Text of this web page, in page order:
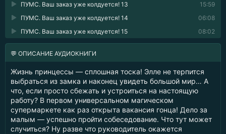
15:59
ПУМС. Ваш заказ уже колдуется! 13
06:08
ПУМС. Ваш заказ уже колдуется! 14
08:02
ПУМС. Ваш заказ уже колдуется! 15
💬 ОПИСАНИЕ АУДИОКНИГИ
Жизнь принцессы — сплошная тоска! Элле не терпится
выбраться из замка и наконец увидеть большой мир… А
что, если просто сбежать и устроиться на настоящую
работу? В первом универсальном магическом
супермаркете как раз открыта вакансия гонца! Дело за
малым — успешно пройти собеседование. Что тут может
случиться? Ну разве что руководитель окажется